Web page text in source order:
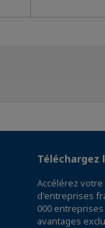
Téléchargez
Accélérez
d'entreprises
000
avantages